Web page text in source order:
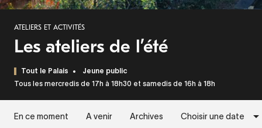
ATELIERS ET ACTIVITÉS
Les ateliers de l’été
Tout le Palais Jeune public
Tous les mercredis de 17h à 18h30 et samedis de 16h à 18h
En ce moment A venir Archives Choisir une date